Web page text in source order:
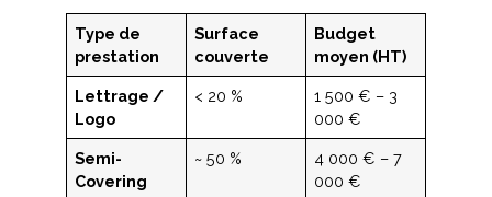
Type de
prestation
Surface
couverte
Budget
moyen (HT)
Lettrage /
Logo
< 20 %
1 500 € – 3
000 €
Semi-
Covering
~ 50 %
4 000 € – 7
000 €